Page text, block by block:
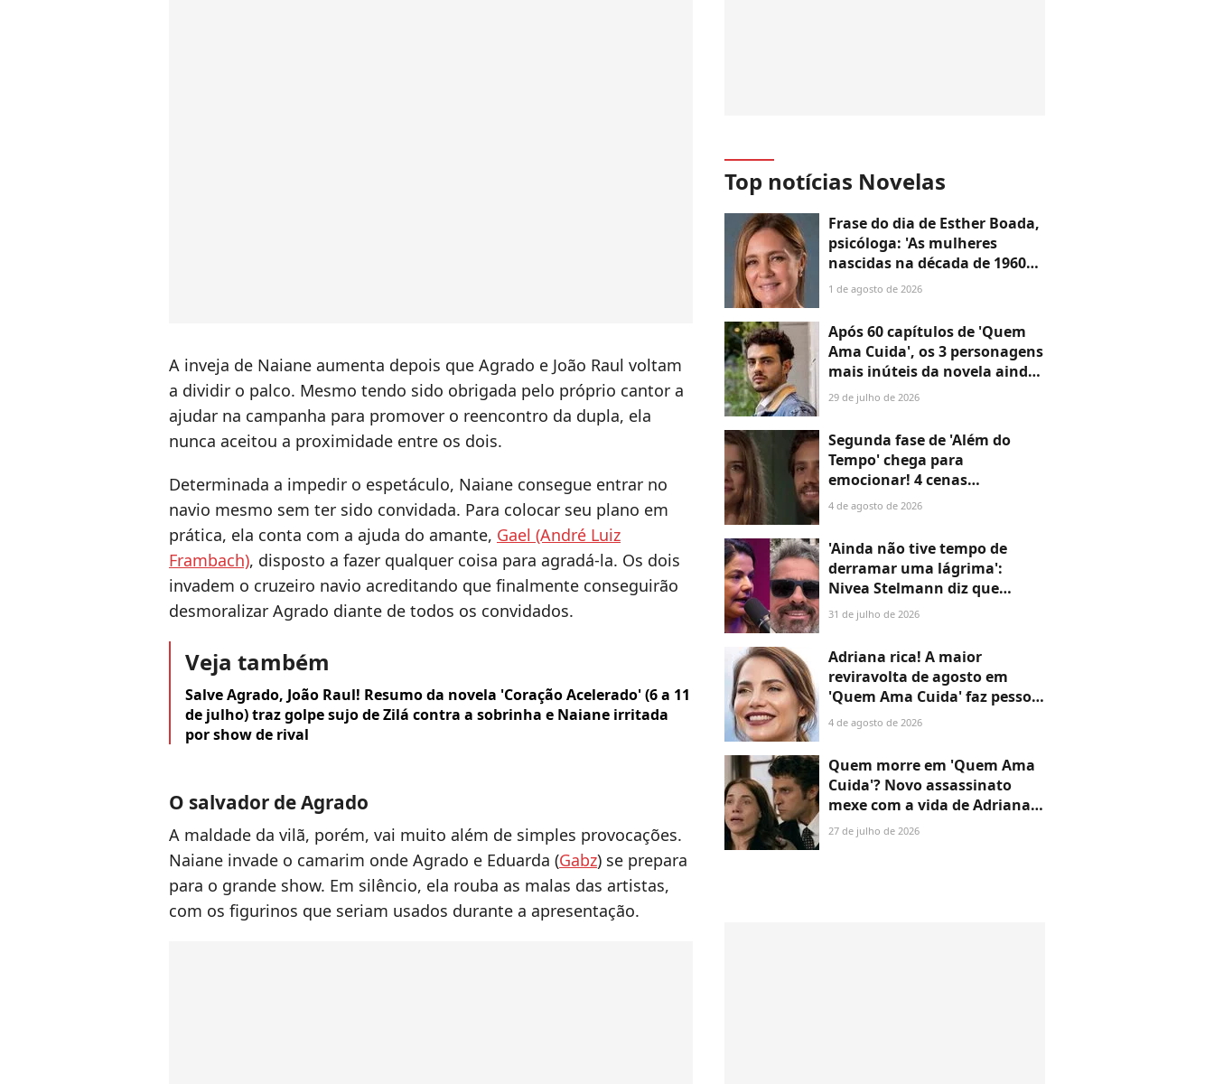
A inveja de Naiane aumenta depois que Agrado e João Raul voltam
a dividir o palco. Mesmo tendo sido obrigada pelo próprio cantor a
ajudar na campanha para promover o reencontro da dupla, ela
nunca aceitou a proximidade entre os dois.
Determinada a impedir o espetáculo, Naiane consegue entrar no
navio mesmo sem ter sido convidada. Para colocar seu plano em
prática, ela conta com a ajuda do amante, Gael (André Luiz
Frambach), disposto a fazer qualquer coisa para agradá-la. Os dois
invadem o cruzeiro navio acreditando que finalmente conseguirão
desmoralizar Agrado diante de todos os convidados.
Veja também
Salve Agrado, João Raul! Resumo da novela 'Coração Acelerado' (6 a 11
de julho) traz golpe sujo de Zilá contra a sobrinha e Naiane irritada
por show de rival
O salvador de Agrado
A maldade da vilã, porém, vai muito além de simples provocações.
Naiane invade o camarim onde Agrado e Eduarda (Gabz) se prepara
para o grande show. Em silêncio, ela rouba as malas das artistas,
com os figurinos que seriam usados durante a apresentação.
Top notícias Novelas
Frase do dia de Esther Boada,
psicóloga: 'As mulheres
nascidas na década de 1960
cresceram com a ideia de que
tudo, porque era isso que a
sociedade exigia'
1 de agosto de 2026
Após 60 capítulos de 'Quem
Ama Cuida', os 3 personagens
mais inúteis da novela ainda
não disseram a que vieram —
desperdício
29 de julho de 2026
Segunda fase de 'Além do
Tempo' chega para
emocionar! 4 cenas
marcantes do primeiro
não perde o fôlego
4 de agosto de 2026
'Ainda não tive tempo de
derramar uma lágrima':
Nivea Stelmann diz que
marido 'resolveu ir embora'
31 de julho de 2026
Adriana rica! A maior
reviravolta de agosto em
'Quem Ama Cuida' faz pessoa
mais inesperada colocar
Arthur
4 de agosto de 2026
Quem morre em 'Quem Ama
Cuida'? Novo assassinato
mexe com a vida de Adriana e
deixa Pedro de queixo caído
27 de julho de 2026